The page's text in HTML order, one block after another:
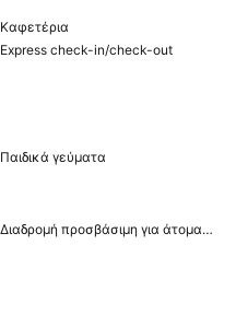
Καφετέρια
Express check-in/check-out
Παιδικά γεύματα
Διαδρομή προσβάσιμη για άτομα με αναπηρία